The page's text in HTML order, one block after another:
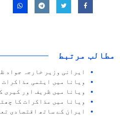
مطالب مرتبط
ایرانی وزیر خارجہ جواد
ویانا میں ایٹمی مذاکرات
ویانا میں ظریف اور کیری
ویانا میں مذاکرات کا
ایران کے ساتھ اقتصادی